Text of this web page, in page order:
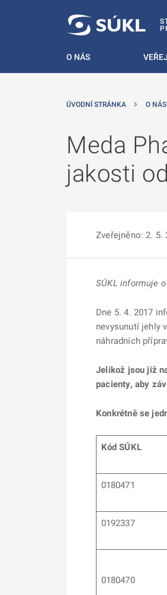
O NÁS
ÚVODNÍ STRÁNKA O NÁS
Meda
jakosti
Zveřejněno: 2. 5.
SÚKL informuje
Dne 5. 4. 2017
nevysunutí jehly
náhradních
Jelikož jsou již
pacienty, aby
Konkrétně se
Kód SÚKL
0180471
0192337
0180470